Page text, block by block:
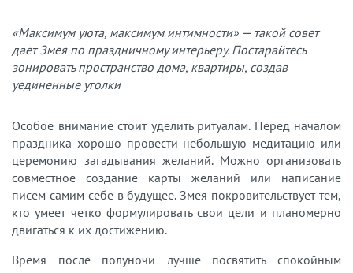
«Максимум уюта, максимум интимности» — такой совет
дает Змея по праздничному интерьеру. Постарайтесь
зонировать пространство дома, квартиры, создав
уединенные уголки
Особое внимание стоит уделить ритуалам. Перед началом
праздника хорошо провести небольшую медитацию или
церемонию загадывания желаний. Можно организовать
совместное создание карты желаний или написание
писем самим себе в будущее. Змея покровительствует тем,
кто умеет четко формулировать свои цели и планомерно
двигаться к их достижению.
Время после полуночи лучше посвятить спокойным